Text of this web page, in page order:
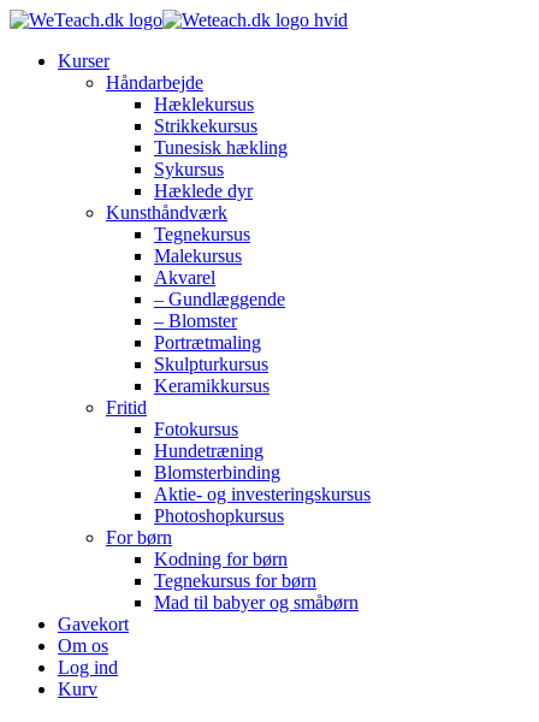
Kurser
Håndarbejde
Hæklekursus
Strikkekursus
Tunesisk hækling
Sykursus
Hæklede dyr
Kunsthåndværk
Tegnekursus
Malekursus
Akvarel
– Gundlæggende
– Blomster
Portrætmaling
Skulpturkursus
Keramikkursus
Fritid
Fotokursus
Hundetræning
Blomsterbinding
Aktie- og investeringskursus
Photoshopkursus
For børn
Kodning for børn
Tegnekursus for børn
Mad til babyer og småbørn
Gavekort
Om os
Log ind
Kurv